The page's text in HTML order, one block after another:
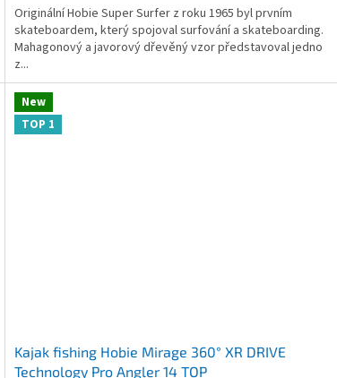
5,0
out
of
5
stars.
Originální Hobie Super Surfer z roku 1965 byl prvním
skateboardem, který spojoval surfování a skateboarding.
Mahagonový a javorový dřevěný vzor představoval jedno
z...
New
TOP 1
Kajak fishing Hobie Mirage 360° XR DRIVE
Technology Pro Angler 14 TOP